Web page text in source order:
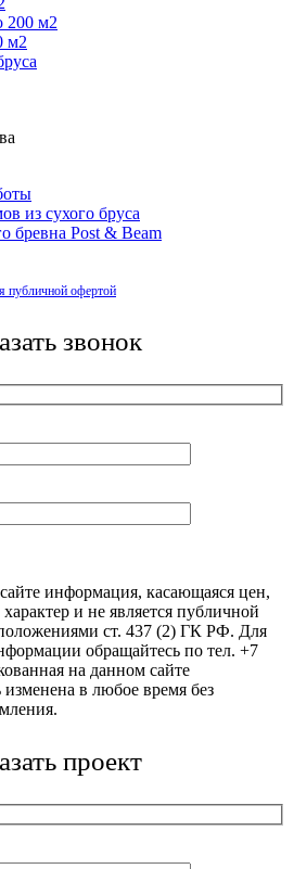
200 м2
м2
из сухого бруса
бревна Post & Beam
публичной офертой
звонок
информация, касающаяся цен,
и не является публичной
ст. 437 (2) ГК РФ. Для
обращайтесь по тел. +7
на данном сайте
в любое время без
проект